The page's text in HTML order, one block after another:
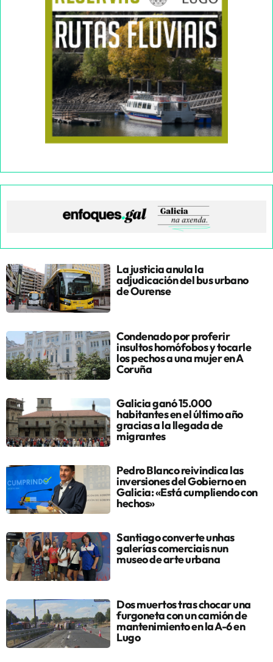
La justicia anula la
adjudicación del bus urbano
de Ourense
Condenado por proferir
insultos homófobos y tocarle
los pechos a una mujer en A
Coruña
Galicia ganó 15.000
habitantes en el último año
gracias a la llegada de
migrantes
Pedro Blanco reivindica las
inversiones del Gobierno en
Galicia: «Está cumpliendo con
hechos»
Santiago converte unhas
galerías comerciais nun
museo de arte urbana
Dos muertos tras chocar una
furgoneta con un camión de
mantenimiento en la A-6 en
Lugo